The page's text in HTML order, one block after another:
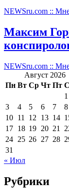
NEWSru.com ::
Максим
NEWSru.com ::
Август 2026
Пн Вт Ср Чт Пт
1
3
4 5 6 7 8
10 11 12 13 14
17 18 19 20 21
24 25 26 27 28
31
« Июл
Рубрики